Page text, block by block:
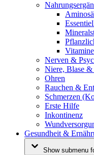
Vitamine
Nerven &
Niere, Blase &
Ohren
Rauchen &
Schmerzen
Erste Hilfe
Inkontinenz
Gesundheit &
Show submenu